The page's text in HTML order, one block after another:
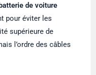
de voiture
pour éviter les
supérieure de
l’ordre des câbles